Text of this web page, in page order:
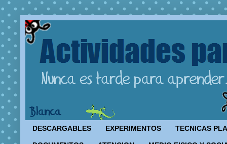
DESCARGABLES EXPERIMENTOS TECNICAS